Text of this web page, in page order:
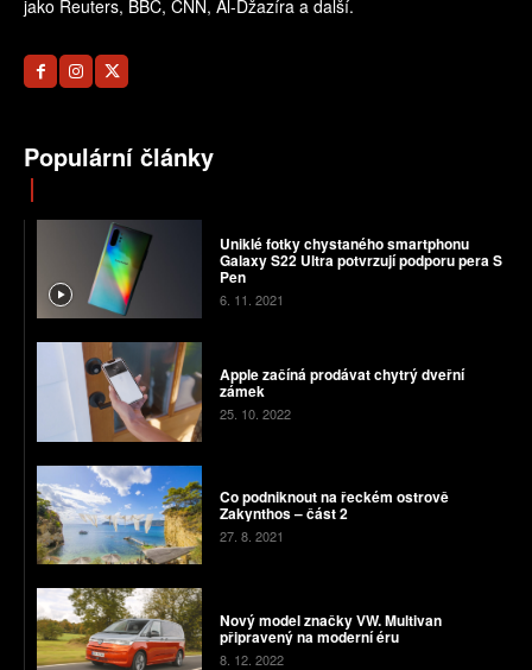
jako Reuters, BBC, CNN, Al-Džazíra a další.
Populární články
Uniklé fotky chystaného smartphonu
Galaxy S22 Ultra potvrzují podporu pera S
Pen
6. 11. 2021
Apple začíná prodávat chytrý dveřní
zámek
25. 10. 2022
Co podniknout na řeckém ostrově
Zakynthos – část 2
27. 8. 2021
Nový model značky VW. Multivan
připravený na moderní éru
8. 12. 2022